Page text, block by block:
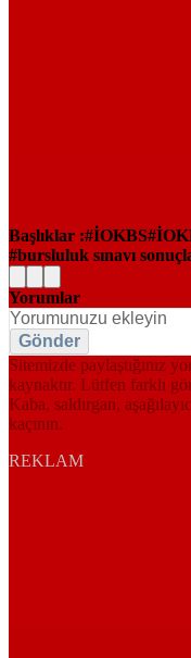
Başlıklar : İOKBS
bursluluk sınavı
Yorumlar
Gönder
Sitemizde paylaştığınız
kaynaktır. Lütfen farklı
Kaba, saldırgan,
kaçının.
REKLAM